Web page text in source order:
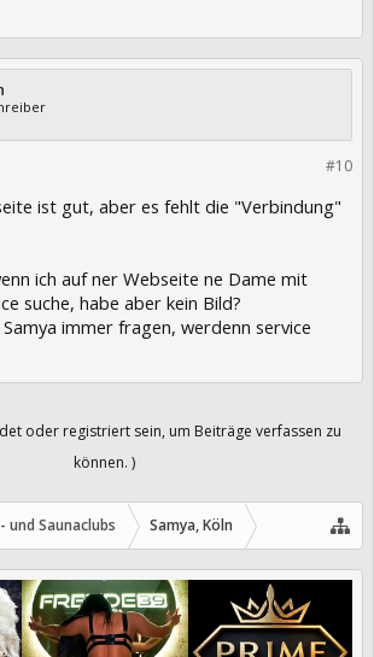
#10
ist gut, aber es fehlt die "Verbindung"
ich auf ner Webseite ne Dame mit
suche, habe aber kein Bild?
immer fragen, werdenn service
oder registriert sein, um Beiträge verfassen zu
können. )
und Saunaclubs Samya, Köln